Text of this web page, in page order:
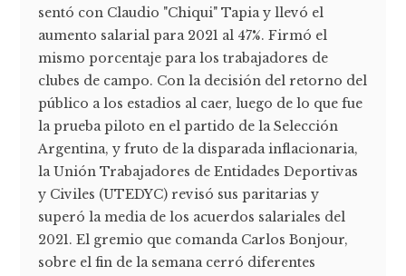
sentó con Claudio "Chiqui" Tapia y llevó el
aumento salarial para 2021 al 47%. Firmó el
mismo porcentaje para los trabajadores de
clubes de campo. Con la decisión del retorno del
público a los estadios al caer, luego de lo que fue
la prueba piloto en el partido de la Selección
Argentina, y fruto de la disparada inflacionaria,
la Unión Trabajadores de Entidades Deportivas
y Civiles (UTEDYC) revisó sus paritarias y
superó la media de los acuerdos salariales del
2021. El gremio que comanda Carlos Bonjour,
sobre el fin de la semana cerró diferentes